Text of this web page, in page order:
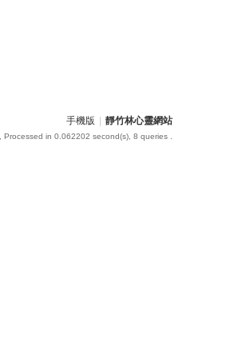
手機版 靜竹林心靈網站
, Processed in 0.062202 second(s), 8 queries .